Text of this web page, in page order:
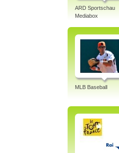
ARD Sportschau
Mediabox
MLB Baseball